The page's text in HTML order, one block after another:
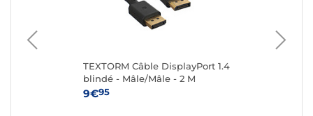
TEXTORM Câble DisplayPort 1.4
blindé - Mâle/Mâle - 2 M
9€95